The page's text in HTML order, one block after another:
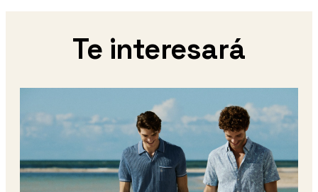
Te interesará